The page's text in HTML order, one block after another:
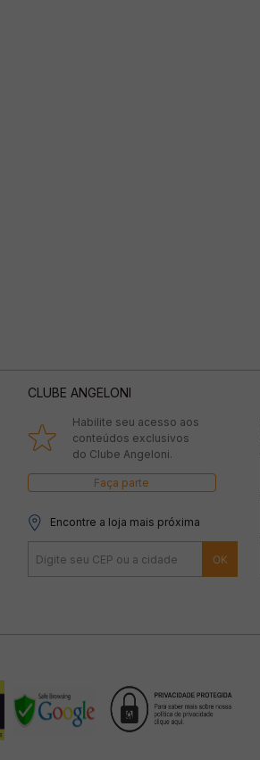
CLUBE ANGELONI
Habilite seu acesso aos
conteúdos exclusivos
do Clube Angeloni.
Faça parte
Encontre a loja mais próxima